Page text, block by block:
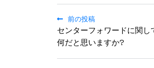
前の投稿
センターフォワードに関し
何だと思いますか?